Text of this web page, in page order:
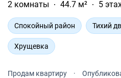
2 комнаты
44.7 м² 5
Спокойный район Тихий
Хрущевка
Продам квартиру ·